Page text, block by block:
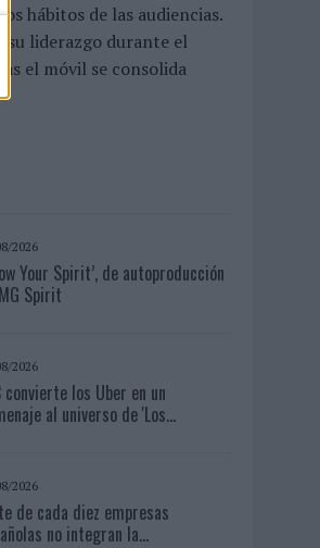
hábitos de las audiencias.
liderazgo durante el
el móvil se consolida
2026
Your Spirit’, de autoproducción
Spirit
2026
convierte los Uber en un
al universo de 'Los...
2026
de cada diez empresas
no integran la...